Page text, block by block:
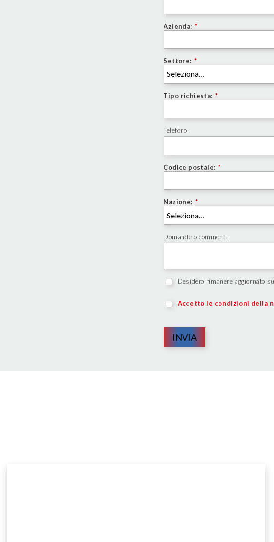
*
Azienda:
*
Settore:
*
Tipo richiesta:
Telefono:
*
Codice postale:
*
Nazione:
Domande o commenti:
Desidero rimanere aggiornato
Accetto le condizioni della
INVIA